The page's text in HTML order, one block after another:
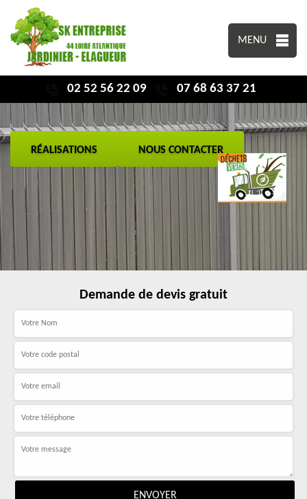
MENU
02 52 56 22 09 07 68 63 37 21
RÉALISATIONS NOUS CONTACTER
Demande de devis gratuit